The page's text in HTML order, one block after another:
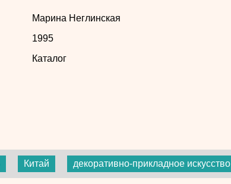
Марина Неглинская
1995
Каталог
Китай декоративно-прикладное искусство